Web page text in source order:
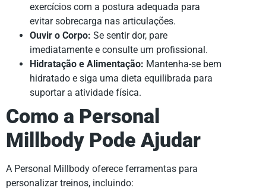
exercícios com a postura adequada para
evitar sobrecarga nas articulações.
Ouvir o Corpo: Se sentir dor, pare
imediatamente e consulte um profissional.
Hidratação e Alimentação: Mantenha-se bem
hidratado e siga uma dieta equilibrada para
suportar a atividade física.
Como a Personal
Millbody Pode Ajudar
A Personal Millbody oferece ferramentas para
personalizar treinos, incluindo: